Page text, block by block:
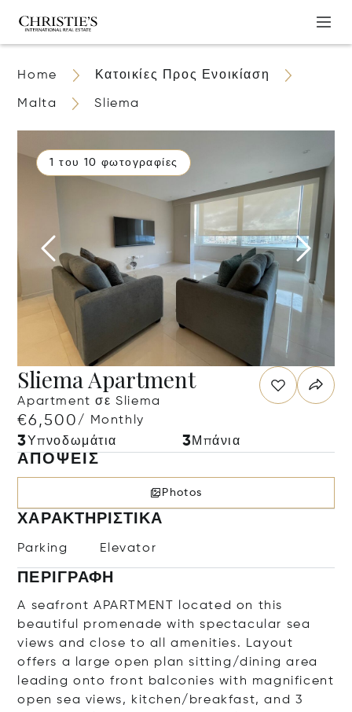
Home Κατοικίες Προς Ενοικίαση
Malta Sliema
1 του 10 φωτογραφίες
Sliema Apartment
Apartment σε Sliema
€6,500/ Monthly
3 Υπνοδωμάτια 3 Μπάνια
ΑΠΌΨΕΙΣ
Photos
ΧΑΡΑΚΤΗΡΙΣΤΙΚΆ
Parking Elevator
ΠΕΡΙΓΡΑΦΉ
A seafront APARTMENT located on this
beautiful promenade with spectacular sea
views and close to all amenities. Layout
offers a large open plan sitting/dining area
leading onto front balconies with magnificent
open sea views, kitchen/breakfast, and 3